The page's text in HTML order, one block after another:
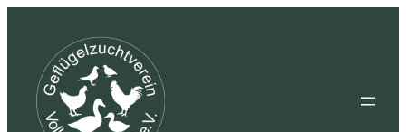
springen